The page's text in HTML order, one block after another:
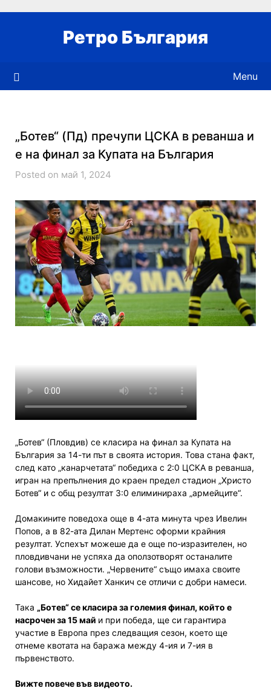
Ретро България
Menu
„Ботев“ (Пд) пречупи ЦСКА в реванша и
е на финал за Купата на България
Posted on май 1, 2024
„Ботев“ (Пловдив) се класира на финал за Купата на
България за 14-ти път в своята история. Това стана факт,
след като „канарчетата“ победиха с 2:0 ЦСКА в реванша,
игран на препълнения до краен предел стадион „Христо
Ботев“ и с общ резултат 3:0 елиминираха „армейците“.
Домакините поведоха още в 4-ата минута чрез Ивелин
Попов, а в 82-ата Дилан Мертенс оформи крайния
резултат. Успехът можеше да е още по-изразителен, но
пловдивчани не успяха да оползотворят останалите
голови възможности. „Червените“ също имаха своите
шансове, но Хидайет Ханкич се отличи с добри намеси.
Така „Ботев“ се класира за големия финал, който е
насрочен за 15 май и при победа, ще си гарантира
участие в Европа през следващия сезон, което ще
отнеме квотата на баража между 4-ия и 7-ия в
първенството.
Вижте повече във видеото.